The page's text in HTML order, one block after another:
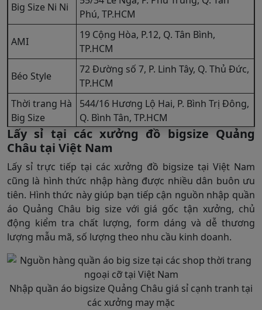
Big Size Ni Ni
Phú, TP.HCM
AMI
19 Cộng Hòa, P.12, Q. Tân Bình,
TP.HCM
Béo Style
72 Đường số 7, P. Linh Tây, Q. Thủ Đức,
TP.HCM
Thời trang Hà
Big Size
544/16 Hương Lộ Hai, P. Bình Trị Đông,
Q. Bình Tân, TP.HCM
Lấy sỉ tại các xưởng đồ bigsize Quảng
Châu tại Việt Nam
Lấy sỉ trực tiếp tại các xưởng đồ bigsize tại Việt Nam
cũng là hình thức nhập hàng được nhiều dân buôn ưu
tiên. Hình thức này giúp bạn tiếp cận nguồn nhập quần
áo Quảng Châu big size với giá gốc tận xưởng, chủ
động kiểm tra chất lượng, form dáng và dễ thương
lượng mẫu mã, số lượng theo nhu cầu kinh doanh.
Nhập quần áo bigsize Quảng Châu giá sỉ cạnh tranh tại
các xưởng may mặc